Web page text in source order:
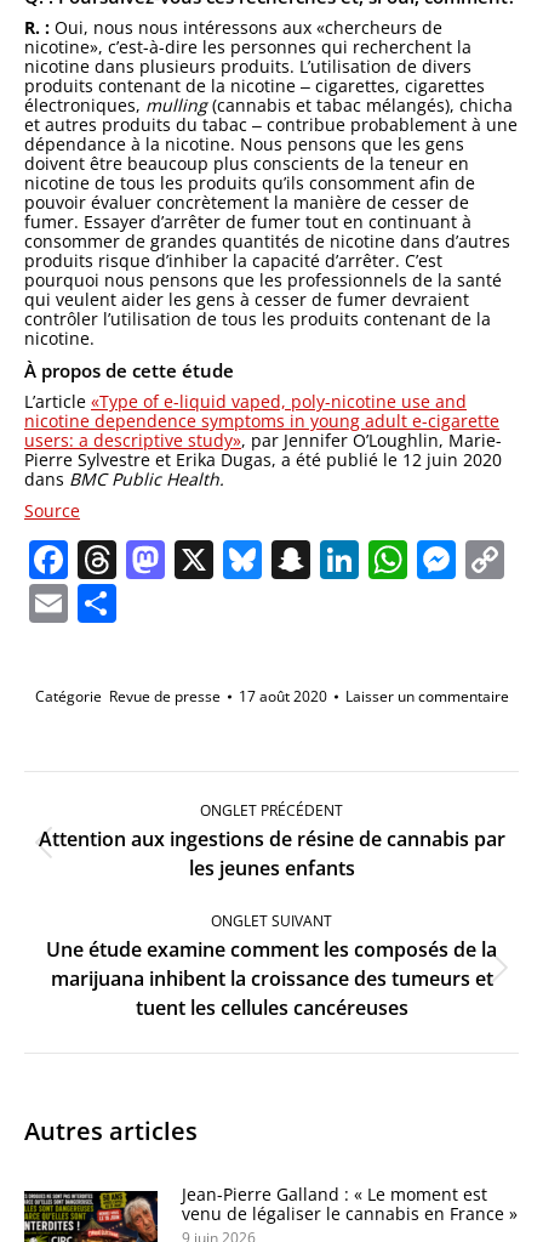
R. : Oui, nous nous intéressons aux «chercheurs de
nicotine», c’est-à-dire les personnes qui recherchent la
nicotine dans plusieurs produits. L’utilisation de divers
produits contenant de la nicotine ‒ cigarettes, cigarettes
électroniques, mulling(cannabis et tabac mélangés), chicha
et autres produits du tabac ‒ contribue probablement à une
dépendance à la nicotine. Nous pensons que les gens
doivent être beaucoup plus conscients de la teneur en
nicotine de tous les produits qu’ils consomment afin de
pouvoir évaluer concrètement la manière de cesser de
fumer. Essayer d’arrêter de fumer tout en continuant à
consommer de grandes quantités de nicotine dans d’autres
produits risque d’inhiber la capacité d’arrêter. C’est
pourquoi nous pensons que les professionnels de la santé
qui veulent aider les gens à cesser de fumer devraient
contrôler l’utilisation de tous les produits contenant de la
nicotine.
À propos de cette étude
L’article «Type of e-liquid vaped, poly-nicotine use and
nicotine dependence symptoms in young adult e-cigarette
users: a descriptive study», par Jennifer O’Loughlin, Marie-
Pierre Sylvestre et Erika Dugas, a été publié le 12 juin 2020
dans BMC Public Health.
Source
Facebook
Threads
Mastodon
X Bluesky
Snapchat
LinkedIn
Email
Catégorie Revue de presse 17 août 2020 Laisser un commentaire
Navigation
ONGLET PRÉCÉDENT
Onglet
précédent
Attention aux ingestions de résine de cannabis par
les jeunes enfants
ONGLET SUIVANT
Onglet
Une étude examine comment les composés de la
marijuana inhibent la croissance des tumeurs et
tuent les cellules cancéreuses
Autres articles
Jean-Pierre Galland : « Le moment est
venu de légaliser le cannabis en France »
9 juin 2026